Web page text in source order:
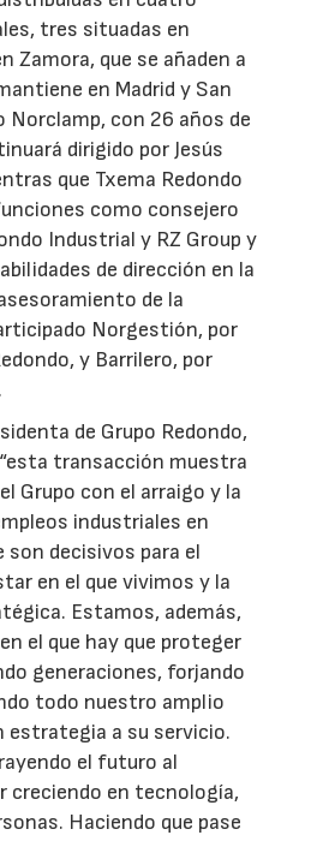
tres situadas en
Zamora, que se añaden a
en Madrid y San
Norclamp, con 26 años de
dirigido por Jesús
que Txema Redondo
como consejero
Industrial y RZ Group y
de dirección en la
de la
Norgestión, por
y Barrilero, por
de Grupo Redondo,
transacción muestra
Grupo con el arraigo y la
industriales en
son decisivos para el
en el que vivimos y la
Estamos, además,
el que hay que proteger
generaciones, forjando
todo nuestro amplio
estrategia a su servicio.
el futuro al
creciendo en tecnología,
Haciendo que pase